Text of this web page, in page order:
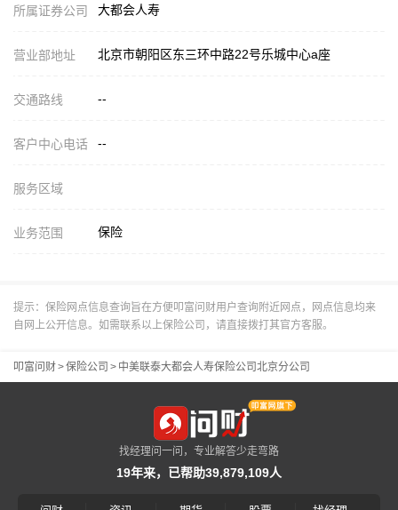
所属证券公司 大都会人寿
营业部地址 北京市朝阳区东三环中路22号乐城中心a座
交通路线 --
客户中心电话 --
服务区域
业务范围 保险
提示：保险网点信息查询旨在方便叩富问财用户查询附近网点，网点信息均来
自网上公开信息。如需联系以上保险公司，请直接拨打其官方客服。
叩富问财>保险公司 > 中美联泰大都会人寿保险公司北京分公司
找经理问一问，专业解答少走弯路
19年来，已帮助39,879,109人